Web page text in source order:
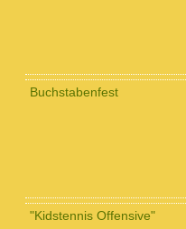
Buchstabenfest
"Kidstennis Offensive"